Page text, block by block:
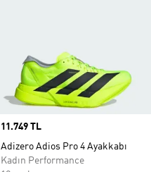
Price
11.749 TL
Adizero Adios Pro 4 Ayakkabı
Kadın Performance